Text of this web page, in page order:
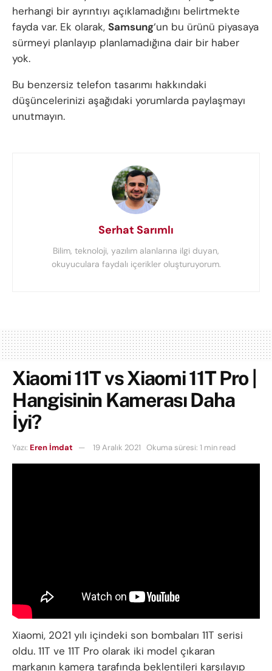
herhangi bir ayrıntıyı açıklamadığını belirtmekte
fayda var. Ek olarak, Samsung‘un bu ürünü piyasaya
sürmeyi planlayıp planlamadığına dair bir haber
yok.
Bu benzersiz telefon tasarımı hakkındaki
düşüncelerinizi aşağıdaki yorumlarda paylaşmayı
unutmayın.
Serhat Sarımlı
Bilim, teknoloji, yazılım alanlarına ilgi duyan,
okuyuculara faydalı içerikler oluşturuyorum.
Xiaomi 11T vs Xiaomi 11T Pro |
Hangisinin Kamerası Daha
İyi?
Yazı: Eren İmdat 19 Aralık 2021 Okuma süresi: 1 min read
Xiaomi, 2021 yılı içindeki son bombaları 11T serisi
oldu. 11T ve 11T Pro olarak iki model çıkaran
markanın kamera tarafında beklentileri karşılayıp